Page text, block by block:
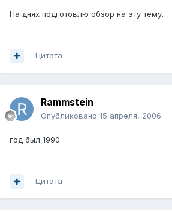
На днях подготовлю обзор на эту тему.
Цитата
Rammstein
Опубликовано 15 апреля, 2006
год был 1990.
Цитата